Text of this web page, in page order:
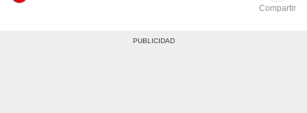
Compartir